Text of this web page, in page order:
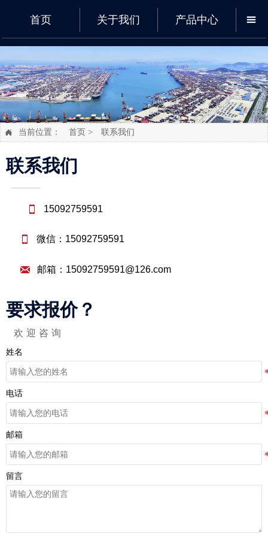
首页 关于我们 产品中心 
 当前位置： 首页 > 联系我们
联系我们
———
 15092759591
 微信：15092759591
 邮箱：15092759591@126.com
要求报价？
欢迎咨询
姓名
电话
邮箱
留言